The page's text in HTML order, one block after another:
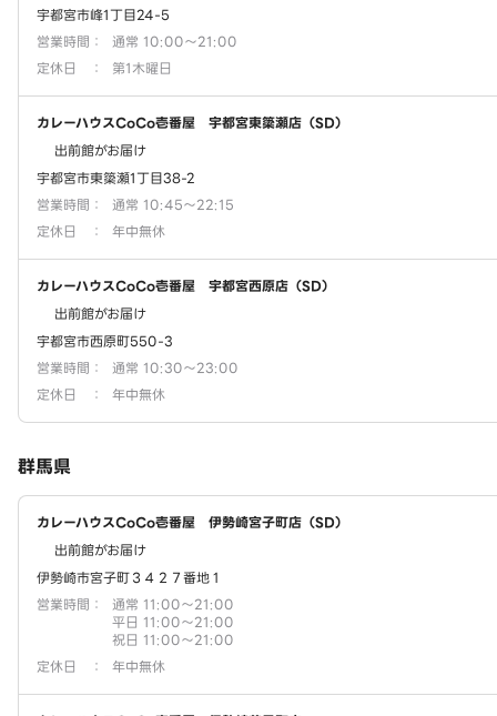
宇都宮市峰1丁目24-5
営業時間 ：
通常 10:00～21:00
定休日
： 第1木曜日
カレーハウスCoCo壱番屋 宇都宮東簗瀬店（SD）
出前館がお届け
宇都宮市東簗瀬1丁目38-2
営業時間 ：
通常 10:45～22:15
定休日
： 年中無休
カレーハウスCoCo壱番屋 宇都宮西原店（SD）
出前館がお届け
宇都宮市西原町550-3
営業時間 ：
通常 10:30～23:00
定休日
： 年中無休
群馬県
カレーハウスCoCo壱番屋 伊勢崎宮子町店（SD）
出前館がお届け
伊勢崎市宮子町３４２７番地１
営業時間 ：
通常 11:00～21:00
平日 11:00～21:00
祝日 11:00～21:00
定休日
： 年中無休